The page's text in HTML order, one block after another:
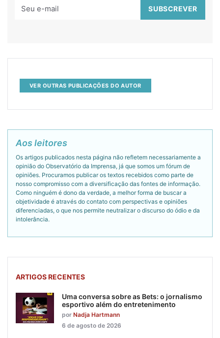
VER OUTRAS PUBLICAÇÕES DO AUTOR
Aos leitores
Os artigos publicados nesta página não refletem necessariamente a
opinião do Observatório da Imprensa, já que somos um fórum de
opiniões. Procuramos publicar os textos recebidos como parte de
nosso compromisso com a diversificação das fontes de informação.
Como ninguém é dono da verdade, a melhor forma de buscar a
objetividade é através do contato com perspectivas e opiniões
diferenciadas, o que nos permite neutralizar o discurso do ódio e da
intolerância.
ARTIGOS RECENTES
Uma conversa sobre as Bets: o jornalismo
esportivo além do entretenimento
por Nadja Hartmann
6 de agosto de 2026